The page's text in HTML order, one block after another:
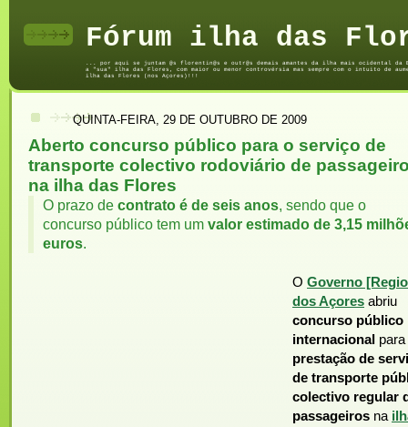
Fórum ilha das
... por aqui se juntam @s florentin@s e outr@s demais amantes da ilha mais ocidental
a "sua" ilha das Flores, com maior ou menor controvérsia mas sempre com o intuito de
ilha das Flores (nos Açores)!!!
QUINTA-FEIRA, 29 DE OUTUBRO DE 2009
Aberto concurso público para o serviço de
transporte colectivo rodoviário de
na ilha das Flores
O prazo de contrato é de seis anos, sendo que o
concurso público tem um valor estimado de 3,15
euros.
O Governo
dos Açores abriu
concurso público
internacional para
prestação de
de transporte
colectivo regular
passageiros na